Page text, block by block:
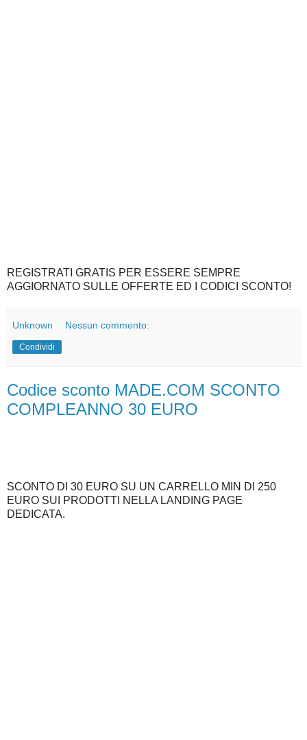
REGISTRATI GRATIS PER ESSERE SEMPRE
AGGIORNATO SULLE OFFERTE ED I CODICI SCONTO!
Unknown Nessun commento:
Condividi
Codice sconto MADE.COM SCONTO
COMPLEANNO 30 EURO
SCONTO DI 30 EURO SU UN CARRELLO MIN DI 250
EURO SUI PRODOTTI NELLA LANDING PAGE
DEDICATA.